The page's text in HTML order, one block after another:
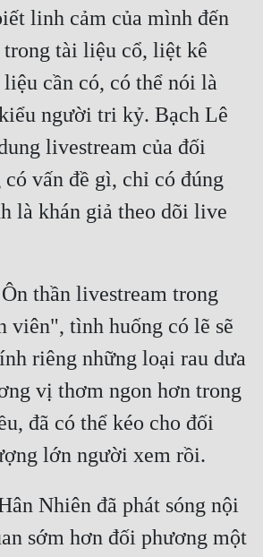
linh cảm của mình đến
tài liệu cổ, liệt kê
cần có, có thể nói là
người tri kỷ. Bạch Lê
livestream của đối
vấn đề gì, chỉ có đúng
là khán giả theo dõi live
thần livestream trong
viên", tình huống có lẽ sẽ
riêng những loại rau dưa
vị thơm ngon hơn trong
đã có thể kéo cho đối
Nhiên đã phát sóng nội
sớm hơn đối phương một